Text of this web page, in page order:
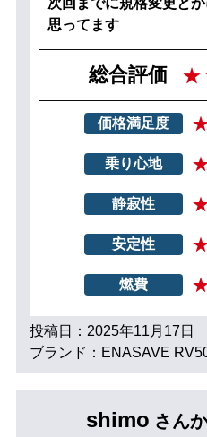
次回までに規格変更と
思ってます
総合評価
価格満足度
乗り心地
静寂性
安定性
燃費
投稿日：2025年11月17日
ブランド：ENASAVE
shimo さん